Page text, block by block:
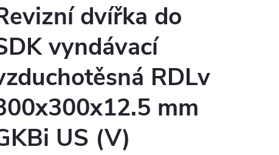
dvířka do
vyndávací
RDLv
mm
US (V)